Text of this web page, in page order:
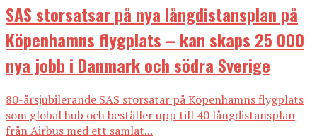
SAS storsatsar på nya långdistansplan på
Köpenhamns flygplats – kan skaps 25 000
nya jobb i Danmark och södra Sverige
80-årsjubilerande SAS storsatar på Köpenhamns flygplats
som global hub och beställer upp till 40 långdistansplan
från Airbus med ett samlat...